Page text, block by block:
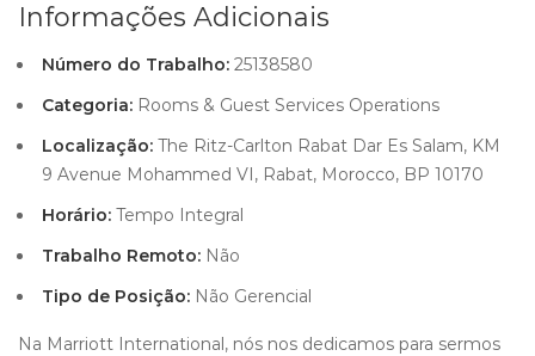
Informações Adicionais
Número do Trabalho: 25138580
Categoria: Rooms & Guest Services Operations
Localização: The Ritz-Carlton Rabat Dar Es Salam, KM
9 Avenue Mohammed VI, Rabat, Morocco, BP 10170
Horário: Tempo Integral
Trabalho Remoto: Não
Tipo de Posição: Não Gerencial
Na Marriott International, nós nos dedicamos para sermos